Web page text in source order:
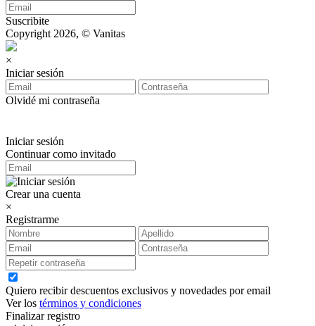
Suscribite
Copyright 2026, © Vanitas
×
Iniciar sesión
Olvidé mi contraseña
Iniciar sesión
Continuar como invitado
Crear una cuenta
×
Registrarme
Quiero recibir descuentos exclusivos y novedades por email
Ver los términos y condiciones
Finalizar registro